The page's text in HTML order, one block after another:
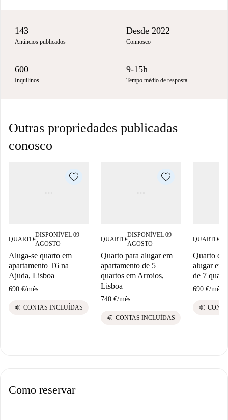
143
Anúncios publicados
Desde 2022
Connosco
600
Inquilinos
9-15h
Tempo médio de resposta
Outras propriedades publicadas
conosco
QUARTO■
DISPONÍVEL 09
AGOSTO
Aluga-se quarto em
apartamento T6 na
Ajuda, Lisboa
690 €/mês
euro CONTAS INCLUÍDAS
QUARTO■
DISPONÍVEL 09
AGOSTO
Quarto para alugar em
apartamento de 5
quartos em Arroios,
Lisboa
740 €/mês
euro CONTAS INCLUÍDAS
QUARTO■
Quarto
alugar em
de 7
690 €/mês
euro
Como reservar